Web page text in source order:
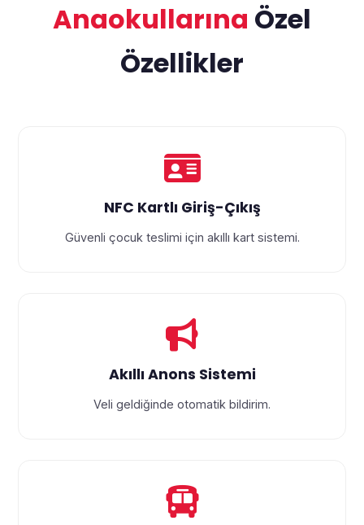
Anaokullarına Özel
Özellikler
NFC Kartlı Giriş-Çıkış
Güvenli çocuk teslimi için akıllı kart sistemi.
Akıllı Anons Sistemi
Veli geldiğinde otomatik bildirim.